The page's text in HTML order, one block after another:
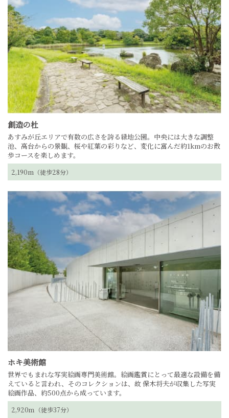
創造の杜
あすみが丘エリアで有数の広さを誇る緑地公園。 中央には大きな調整
池、高台からの景観、桜や紅葉の彩りなど、変化に富んだ約1kmのお散
歩コースを楽しめます。
2,190m（徒歩28分）
ホキ美術館
世界でもまれな写実絵画専門美術館。 絵画鑑賞にとって最適な設備を備
えていると言われ、そのコレクションは、故 保木将夫が収集した写実
絵画作品、約500点から成っています。
2,920ｍ（徒歩37分）